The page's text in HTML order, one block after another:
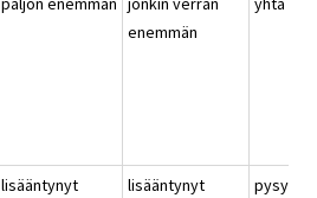
enemmän
lisääntynyt
lisääntynyt
pysynyt